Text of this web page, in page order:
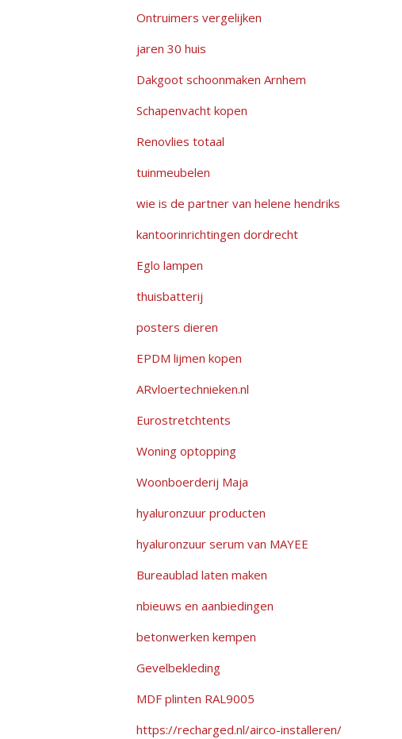
Ontruimers vergelijken
jaren 30 huis
Dakgoot schoonmaken Arnhem
Schapenvacht kopen
Renovlies totaal
tuinmeubelen
wie is de partner van helene hendriks
kantoorinrichtingen dordrecht
Eglo lampen
thuisbatterij
posters dieren
EPDM lijmen kopen
ARvloertechnieken.nl
Eurostretchtents
Woning optopping
Woonboerderij Maja
hyaluronzuur producten
hyaluronzuur serum van MAYEE
Bureaublad laten maken
nbieuws en aanbiedingen
betonwerken kempen
Gevelbekleding
MDF plinten RAL9005
https://recharged.nl/airco-installeren/